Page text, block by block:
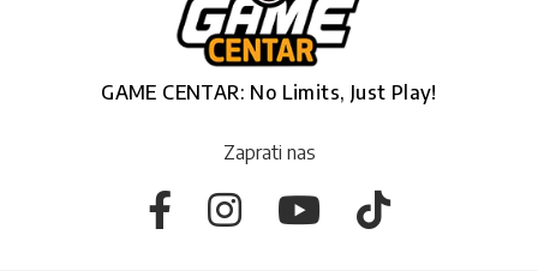
GAME CENTAR: No Limits, Just Play!
Zaprati nas